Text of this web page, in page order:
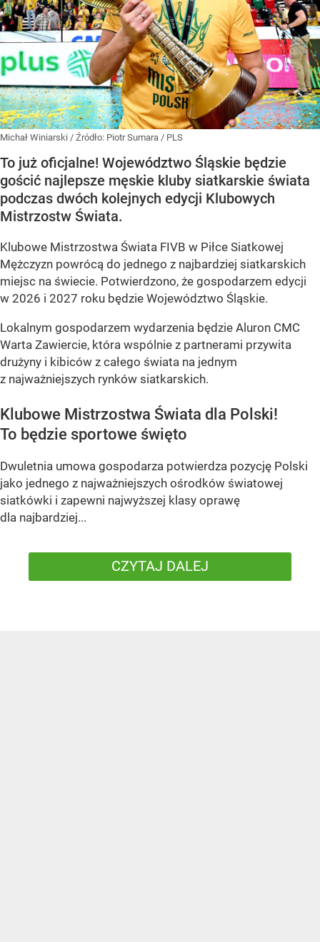
Michał Winiarski / Źródło: Piotr Sumara / PLS
To już oficjalne! Województwo Śląskie będzie
gościć najlepsze męskie kluby siatkarskie świata
podczas dwóch kolejnych edycji Klubowych
Mistrzostw Świata.
Klubowe Mistrzostwa Świata FIVB w Piłce Siatkowej
Mężczyzn powrócą do jednego z najbardziej siatkarskich
miejsc na świecie. Potwierdzono, że gospodarzem edycji
w 2026 i 2027 roku będzie Województwo Śląskie.
Lokalnym gospodarzem wydarzenia będzie Aluron CMC
Warta Zawiercie, która wspólnie z partnerami przywita
drużyny i kibiców z całego świata na jednym
z najważniejszych rynków siatkarskich.
Klubowe Mistrzostwa Świata dla Polski!
To będzie sportowe święto
Dwuletnia umowa gospodarza potwierdza pozycję Polski
jako jednego z najważniejszych ośrodków światowej
siatkówki i zapewni najwyższej klasy oprawę
dla najbardziej...
CZYTAJ DALEJ